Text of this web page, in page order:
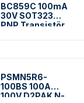
BC859C 100mA
30V SOT323
PNP Transistör
PSMN5R6-
100BS 100A
100V D2PAK N-